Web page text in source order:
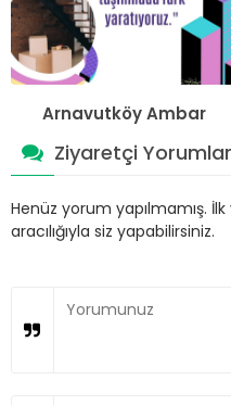
Arnavutköy Ambar
Ziyaretçi
Henüz yorum yapılmamış.
aracılığıyla siz yapabilirsiniz.